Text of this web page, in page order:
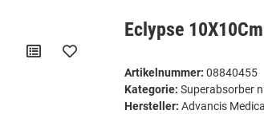
Eclypse
Artikelnummer: 08840455
Kategorie: Superabsorber
Hersteller: Advancis